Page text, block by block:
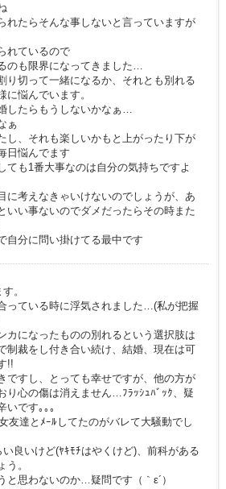
れたらそんな事しないと言っていますが
れているので
のも限界になってきました…
り切って一緒になるか、それとも別れる
に悩んでいます。
したらもうしないかなぁ…
ぁ
し、それも楽しいかもと上がったり下が
日悩んでます
ても1番大事なのは自分の気持ちですよ
に考えなきゃいけないのでしょうが、あ
いい事ないのでダメだったらその時また
自分に問い掛けてる最中です
。
っている時に浮気されました…(私が把握
カになったものの別れるという選択肢は
制裁をし付き合い続け、結婚、現在は可
!!
ですし、とっても幸せですが、他の方が
り心の傷は消えません…ﾌﾗｯｼｭﾊﾞｯｸ、疑
いです｡｡｡
友達とﾒｰﾙしてたのがバレて大騒動でし
良いけど(ﾔｷﾓﾁはやくけど)、前科がある
う。
と思わないのか…疑問です（｀ε´）